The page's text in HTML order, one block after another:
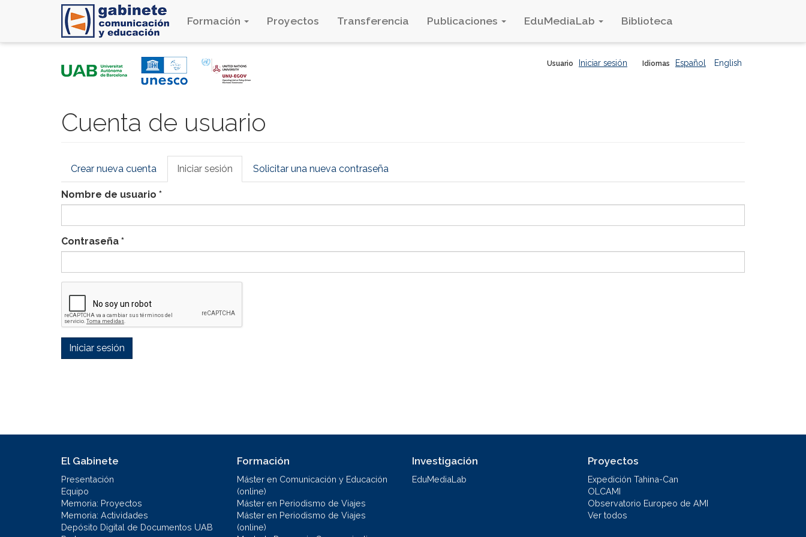
Formación Proyectos Transferencia Publicaciones EduMediaLab Biblioteca
Idiomas Español English
Usuario Iniciar sesión
Cuenta de usuario
Solapas
principales
Crear nueva cuenta Iniciar sesión (solapa
activa)
Solicitar una nueva contraseña
Nombre de usuario *
Contraseña *
Iniciar sesión
El Gabinete
Presentación
Equipo
Memoria: Proyectos
Memoria: Actividades
Depósito Digital de Documentos UAB
Formación
Máster en Comunicación y Educación
(online)
Máster en Periodismo de Viajes
Máster en Periodismo de Viajes
(online)
Investigación
EduMediaLab
Proyectos
Expedición Tahina-Can
OLCAMI
Observatorio Europeo de AMI
Ver todos